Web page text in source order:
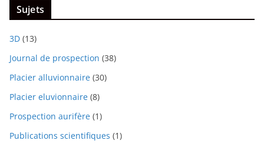
Sujets
3D (13)
Journal de prospection (38)
Placier alluvionnaire (30)
Placier eluvionnaire (8)
Prospection aurifère (1)
Publications scientifiques (1)